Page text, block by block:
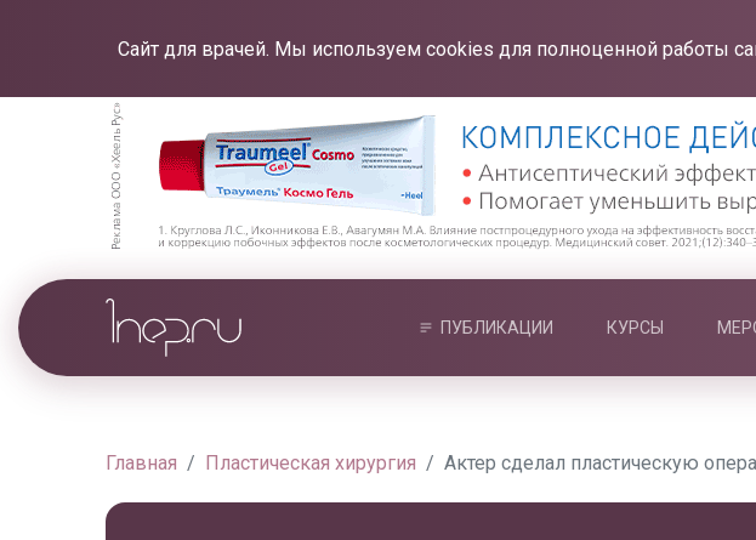
Сайт для врачей. Мы используем cookies для полноценной работы
ПУБЛИКАЦИИ КУРСЫ
Главная Пластическая хирургия Актер сделал пластическую